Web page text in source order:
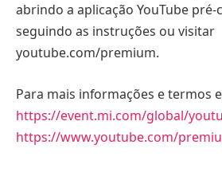
abrindo a aplicação YouTube pré-
seguindo as instruções ou visitar
youtube.com/premium.
Para mais informações e termos
https://event.mi.com/global/
https://www.youtube.com/